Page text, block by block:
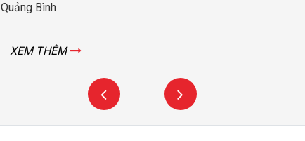
Quảng Bình
XEM THÊM